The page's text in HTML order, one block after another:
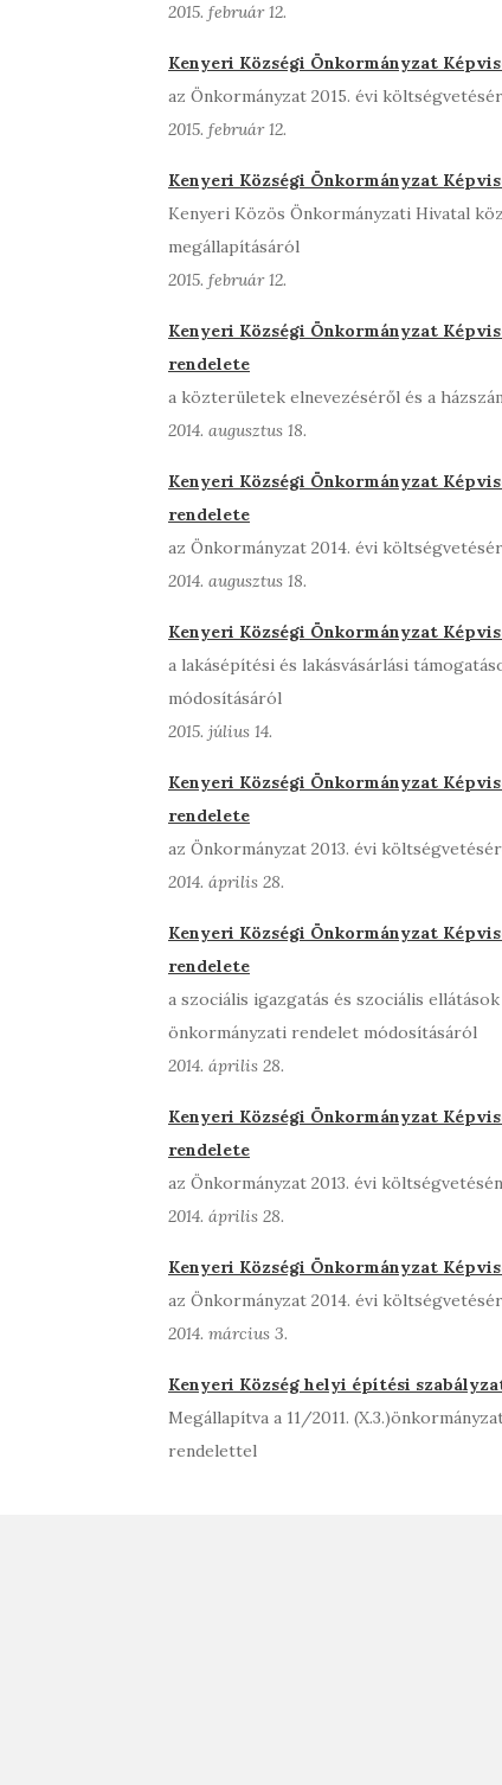
2015. február 12.
Kenyeri Községi Önkormányzat
az Önkormányzat 2015. évi
2015. február 12.
Kenyeri Községi Önkormányzat
Kenyeri Közös Önkormányzati Hivatal
megállapításáról
2015. február 12.
Kenyeri Községi Önkormányzat
rendelete
a közterületek elnevezéséről és a
2014. augusztus 18.
Kenyeri Községi Önkormányzat
rendelete
az Önkormányzat 2014. évi
2014. augusztus 18.
Kenyeri Községi Önkormányzat
a lakásépítési és lakásvásárlási
módosításáról
2015. július 14.
Kenyeri Községi Önkormányzat
rendelete
az Önkormányzat 2013. évi
2014. április 28.
Kenyeri Községi Önkormányzat
rendelete
a szociális igazgatás és szociális
önkormányzati rendelet módosításáról
2014. április 28.
Kenyeri Községi Önkormányzat
rendelete
az Önkormányzat 2013. évi
2014. április 28.
Kenyeri Községi Önkormányzat
az Önkormányzat 2014. évi
2014. március 3.
Kenyeri Község helyi építési
Megállapítva a 11/2011.
rendelettel